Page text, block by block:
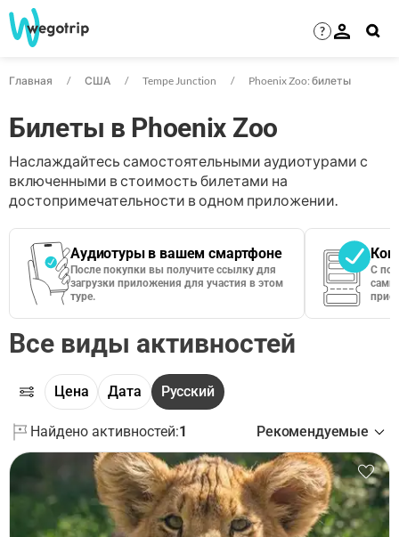
?
Главная США Tempe Junction Phoenix Zoo: билеты
Билеты в Phoenix Zoo
Наслаждайтесь самостоятельными аудиотурами с
включенными в стоимость билетами на
достопримечательности в одном приложении.
Аудиотуры в вашем смартфоне
После покупки вы получите ссылку для
загрузки приложения для участия в этом
туре.
С
сами
Все виды активностей
Цена Дата Русский
Найдено активностей:1 Рекомендуемые